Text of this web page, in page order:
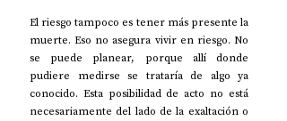
El riesgo tampoco es tener más presente la
muerte. Eso no asegura vivir en riesgo. No
se puede planear, porque allí donde
pudiere medirse se trataría de algo ya
conocido. Esta posibilidad de acto no está
necesariamente del lado de la exaltación o